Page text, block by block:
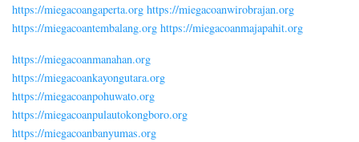
https://miegacoangaperta.org https://miegacoanwirobrajan.org
https://miegacoantembalang.org https://miegacoanmajapahit.org
https://miegacoanmanahan.org
https://miegacoankayongutara.org
https://miegacoanpohuwato.org
https://miegacoanpulautokongboro.org
https://miegacoanbanyumas.org